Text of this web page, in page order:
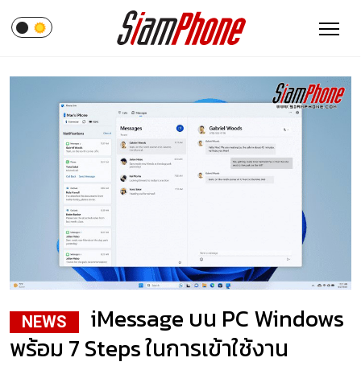
NEWS
iMessage บน PC Windows
พร้อม 7 Steps ในการเข้าใช้งาน